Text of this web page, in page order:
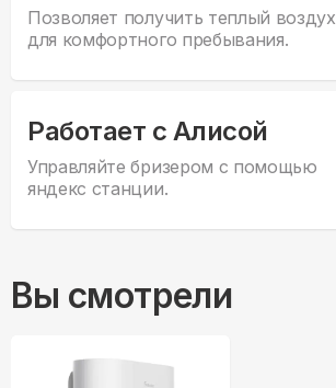
Позволяет получить теплый воздух
для комфортного пребывания.
Работает с Алисой
Управляйте бризером с помощью
яндекс станции.
Вы смотрели